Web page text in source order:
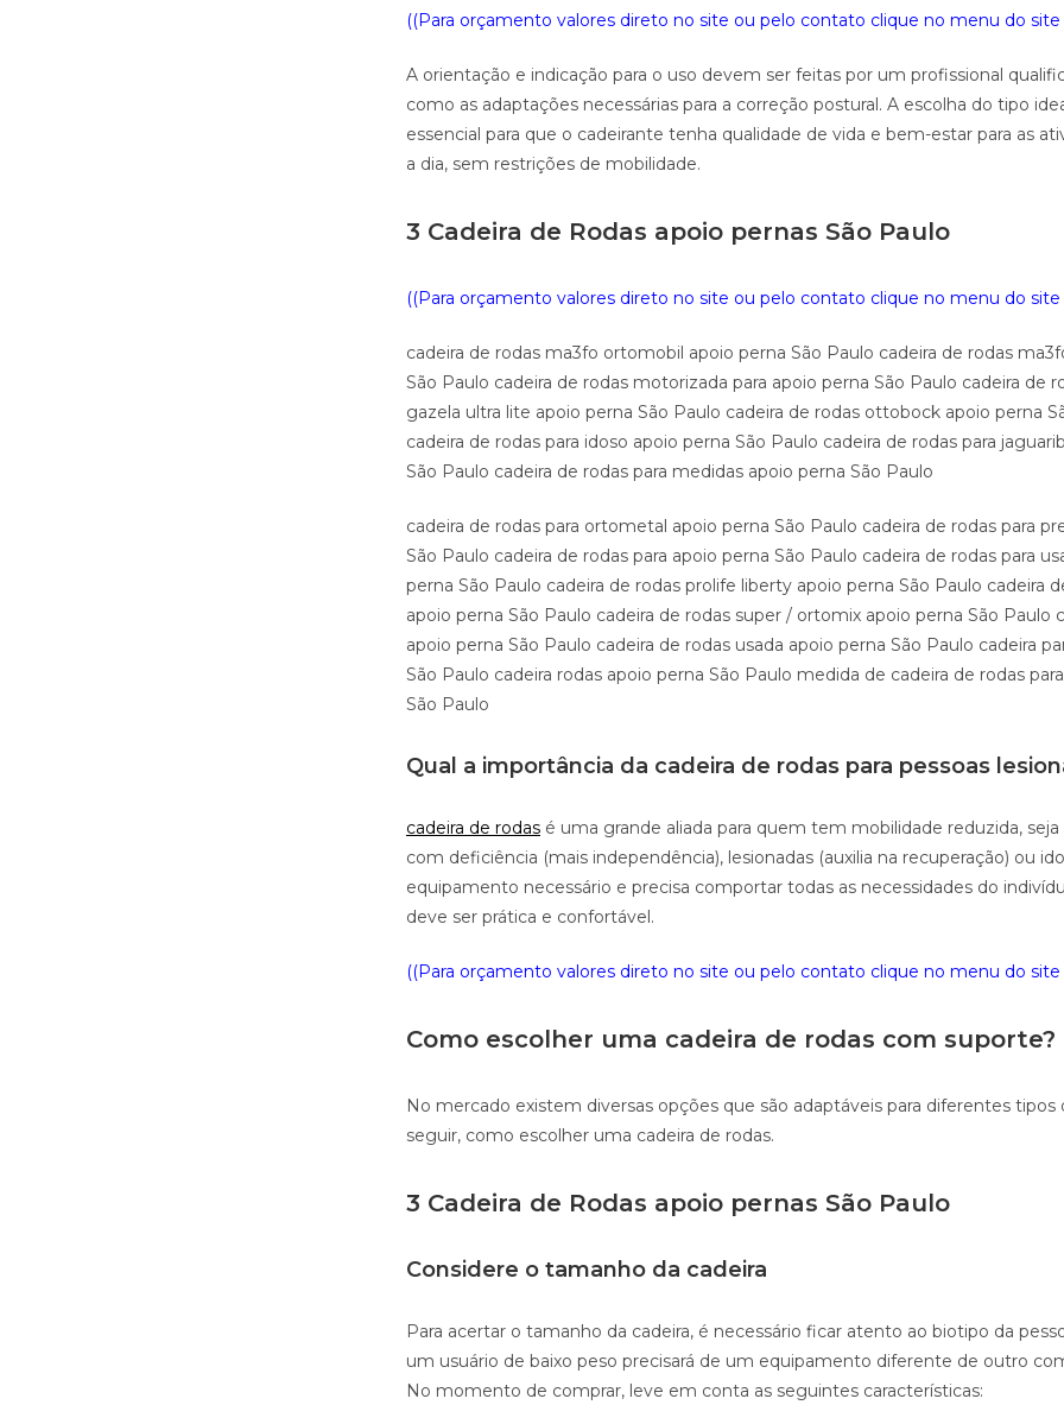
((Para orçamento valores direto no site ou pelo contato clique no menu do site
A orientação e indicação para o uso devem ser feitas por um profissional
como as adaptações necessárias para a correção postural. A escolha do tipo
essencial para que o cadeirante tenha qualidade de vida e bem-estar para as
a dia, sem restrições de mobilidade.
3 Cadeira de Rodas apoio pernas São Paulo
((Para orçamento valores direto no site ou pelo contato clique no menu do site
cadeira de rodas ma3fo ortomobil apoio perna São Paulo cadeira de rodas
São Paulo cadeira de rodas motorizada para apoio perna São Paulo cadeira de
gazela ultra lite apoio perna São Paulo cadeira de rodas ottobock apoio perna
cadeira de rodas para idoso apoio perna São Paulo cadeira de rodas para
São Paulo cadeira de rodas para medidas apoio perna São Paulo
cadeira de rodas para ortometal apoio perna São Paulo cadeira de rodas para
São Paulo cadeira de rodas para apoio perna São Paulo cadeira de rodas para
perna São Paulo cadeira de rodas prolife liberty apoio perna São Paulo cadeira
apoio perna São Paulo cadeira de rodas super / ortomix apoio perna São Paulo
apoio perna São Paulo cadeira de rodas usada apoio perna São Paulo cadeira
São Paulo cadeira rodas apoio perna São Paulo medida de cadeira de rodas
São Paulo
Qual a importância da cadeira de rodas para pessoas
cadeira de rodas é uma grande aliada para quem tem mobilidade reduzida, seja
com deficiência (mais independência), lesionadas (auxilia na recuperação) ou
equipamento necessário e precisa comportar todas as necessidades do
deve ser prática e confortável.
((Para orçamento valores direto no site ou pelo contato clique no menu do site
Como escolher uma cadeira de rodas com suporte?
No mercado existem diversas opções que são adaptáveis para diferentes tipos
seguir, como escolher uma cadeira de rodas.
3 Cadeira de Rodas apoio pernas São Paulo
Considere o tamanho da cadeira
Para acertar o tamanho da cadeira, é necessário ficar atento ao biotipo da
um usuário de baixo peso precisará de um equipamento diferente de outro
No momento de comprar, leve em conta as seguintes características: